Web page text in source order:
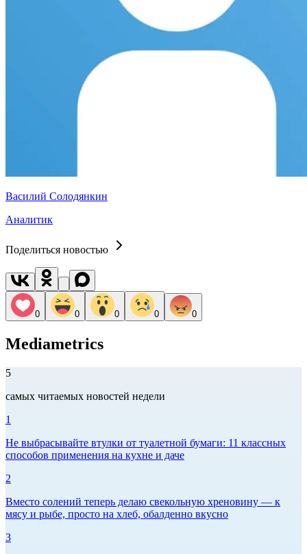
Василий Солодянкин
Аналитик
Поделиться новостью
0 0 0 0 0
Mediametrics
5
самых читаемых новостей недели
1
Не выбрасывайте втулки от туалетной бумаги: 11 классных
способов применения на кухне и даче
2
Вместо солений теперь делаю свекольную хреновину — к
мясу и рыбе, просто на хлеб, обалденно вкусно
3